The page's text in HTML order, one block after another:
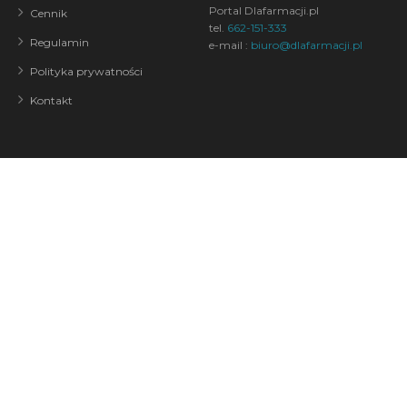
Cennik
Regulamin
Polityka prywatności
Kontakt
Portal Dlafarmacji.pl
tel. 662-151-333
e-mail : biuro@dlafarmacji.pl